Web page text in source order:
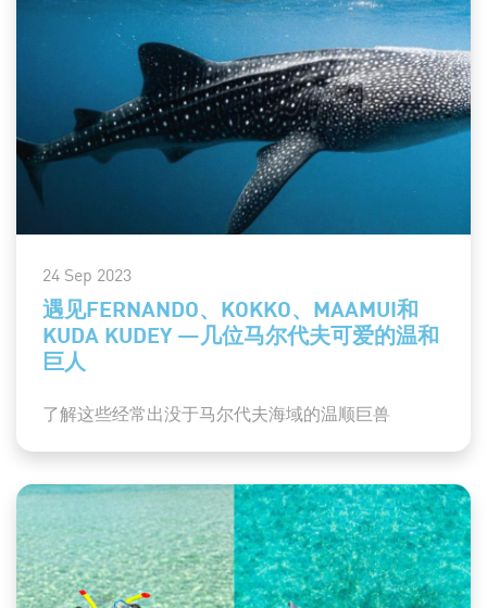
24 Sep 2023
遇见FERNANDO、KOKKO、MAAMUI和
KUDA KUDEY —几位马尔代夫可爱的温和
巨人
了解这些经常出没于马尔代夫海域的温顺巨兽